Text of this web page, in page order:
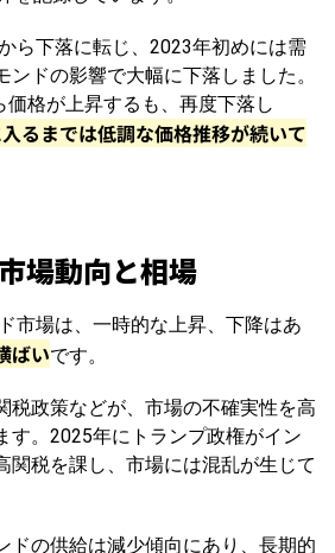
ら下落に転じ、2023年初めには需
ドの影響で大幅に下落しました。
格が上昇するも、再度下落し
るまでは低調な価格推移が続いて
場動向と相場
市場は、一時的な上昇、下降はあ
ばいです。
税政策などが、市場の不確実性を高
す。2025年にトランプ政権がイン
関税を課し、市場には混乱が生じて
ドの供給は減少傾向にあり、長期的